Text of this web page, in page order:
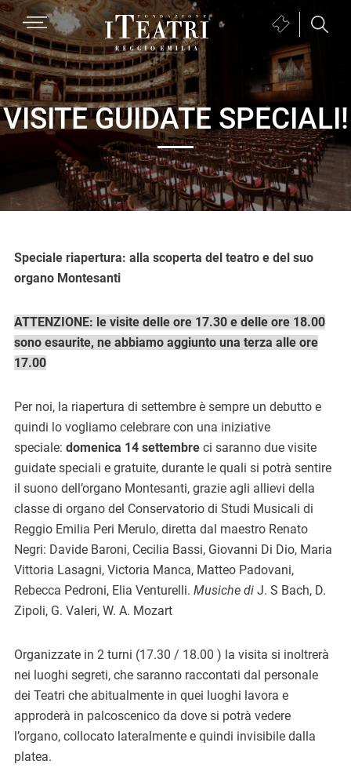
Passa
alla
navigazione
primaria
Passa
al
contenuto
principale
Passa
al
piè
di
pagina
MENU
Fondazione
I
Teatri
Reggio
Emilia
Biglietteria
(si
apre
in
una
nuova
finestra)
VISITE GUIDATE SPECIALI!
Speciale riapertura: alla scoperta del teatro e del suo
organo Montesanti
ATTENZIONE: le visite delle ore 17.30 e delle ore 18.00
sono esaurite, ne abbiamo aggiunto una terza alle ore
17.00
Per noi, la riapertura di settembre è sempre un debutto e
quindi lo vogliamo celebrare con una iniziative
speciale: domenica 14 settembre ci saranno due visite
guidate speciali e gratuite, durante le quali si potrà sentire
il suono dell’organo Montesanti, grazie agli allievi della
classe di organo del Conservatorio di Studi Musicali di
Reggio Emilia Peri Merulo, diretta dal maestro Renato
Negri: Davide Baroni, Cecilia Bassi, Giovanni Di Dio, Maria
Vittoria Lasagni, Victoria Manca, Matteo Padovani,
Rebecca Pedroni, Elia Venturelli. Musiche di J. S Bach, D.
Zipoli, G. Valeri, W. A. Mozart
Organizzate in 2 turni (17.30 / 18.00 ) la visita si inoltrerà
nei luoghi segreti, che saranno raccontati dal personale
dei Teatri che abitualmente in quei luoghi lavora e
approderà in palcoscenico da dove si potrà vedere
l’organo, collocato lateralmente e quindi invisibile dalla
platea.